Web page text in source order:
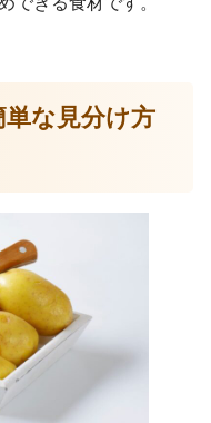
な見分け方